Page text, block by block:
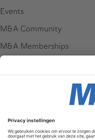
Events
M&A Community
M&A Memberships
Service & Contact